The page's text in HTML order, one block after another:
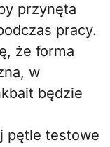
przynęta
pracy.
że forma
w
będzie
pętle testowe